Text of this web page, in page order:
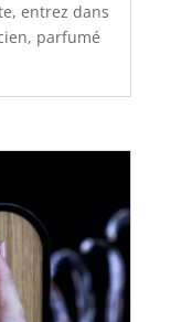
entrez dans
parfumé